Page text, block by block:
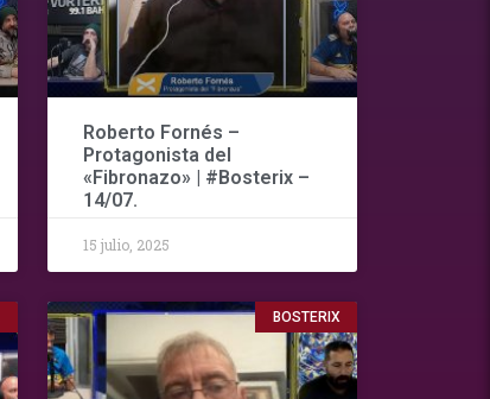
Roberto Fornés –
Protagonista del
«Fibronazo» | #Bosterix –
14/07.
15 julio, 2025
BOSTERIX